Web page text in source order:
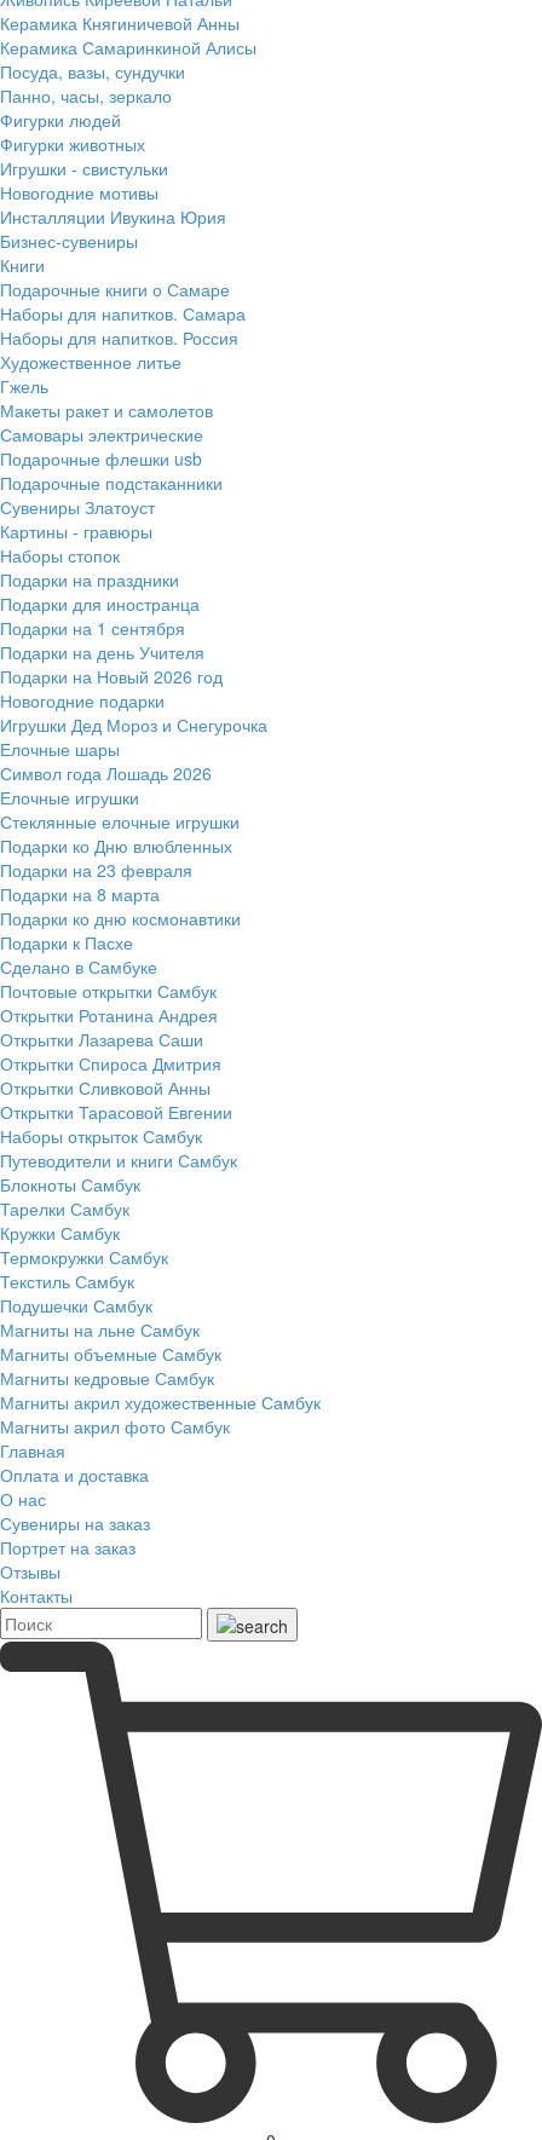
Керамика Княгиничевой Анны
Керамика Самаринкиной Алисы
Посуда, вазы, сундучки
Панно, часы, зеркало
Фигурки людей
Фигурки животных
Игрушки - свистульки
Новогодние мотивы
Инсталляции Ивукина Юрия
Бизнес-сувениры
Книги
Подарочные книги о Самаре
Наборы для напитков. Самара
Наборы для напитков. Россия
Художественное литье
Гжель
Макеты ракет и самолетов
Самовары электрические
Подарочные флешки usb
Подарочные подстаканники
Сувениры Златоуст
Картины - гравюры
Наборы стопок
Подарки на праздники
Подарки для иностранца
Подарки на 1 сентября
Подарки на день Учителя
Подарки на Новый 2026 год
Новогодние подарки
Игрушки Дед Мороз и Снегурочка
Елочные шары
Символ года Лошадь 2026
Елочные игрушки
Стеклянные елочные игрушки
Подарки ко Дню влюбленных
Подарки на 23 февраля
Подарки на 8 марта
Подарки ко дню космонавтики
Подарки к Пасхе
Сделано в Самбуке
Почтовые открытки Самбук
Открытки Ротанина Андрея
Открытки Лазарева Саши
Открытки Спироса Дмитрия
Открытки Сливковой Анны
Открытки Тарасовой Евгении
Наборы открыток Самбук
Путеводители и книги Самбук
Блокноты Самбук
Тарелки Самбук
Кружки Самбук
Термокружки Самбук
Текстиль Самбук
Подушечки Самбук
Магниты на льне Самбук
Магниты объемные Самбук
Магниты кедровые Самбук
Магниты акрил художественные Самбук
Магниты акрил фото Самбук
Главная
Оплата и доставка
О нас
Сувениры на заказ
Портрет на заказ
Отзывы
Контакты